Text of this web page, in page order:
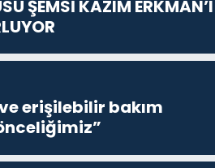
ŞEMSİ KAZIM ERKMAN’I
erişilebilir bakım